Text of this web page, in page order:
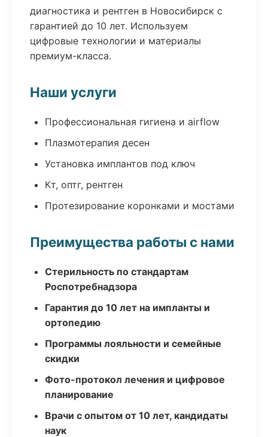
диагностика и рентген в Новосибирск с
гарантией до 10 лет. Используем
цифровые технологии и материалы
премиум-класса.
Наши услуги
Профессиональная гигиена и airflow
Плазмотерапия десен
Установка имплантов под ключ
Кт, оптг, рентген
Протезирование коронками и мостами
Преимущества работы с нами
Стерильность по стандартам
Роспотребнадзора
Гарантия до 10 лет на импланты и
ортопедию
Программы лояльности и семейные
скидки
Фото-протокол лечения и цифровое
планирование
Врачи с опытом от 10 лет, кандидаты
наук